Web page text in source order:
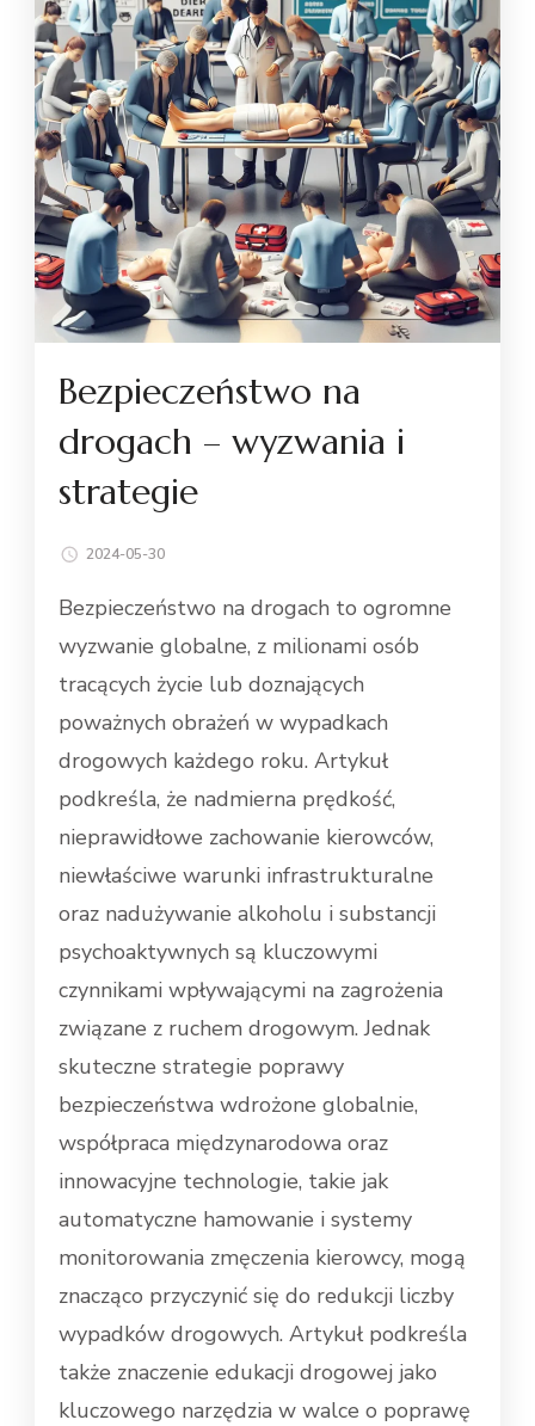
Bezpieczeństwo na
drogach – wyzwania i
strategie
2024-05-30
Bezpieczeństwo na drogach to ogromne
wyzwanie globalne, z milionami osób
tracących życie lub doznających
poważnych obrażeń w wypadkach
drogowych każdego roku. Artykuł
podkreśla, że nadmierna prędkość,
nieprawidłowe zachowanie kierowców,
niewłaściwe warunki infrastrukturalne
oraz nadużywanie alkoholu i substancji
psychoaktywnych są kluczowymi
czynnikami wpływającymi na zagrożenia
związane z ruchem drogowym. Jednak
skuteczne strategie poprawy
bezpieczeństwa wdrożone globalnie,
współpraca międzynarodowa oraz
innowacyjne technologie, takie jak
automatyczne hamowanie i systemy
monitorowania zmęczenia kierowcy, mogą
znacząco przyczynić się do redukcji liczby
wypadków drogowych. Artykuł podkreśla
także znaczenie edukacji drogowej jako
kluczowego narzędzia w walce o poprawę